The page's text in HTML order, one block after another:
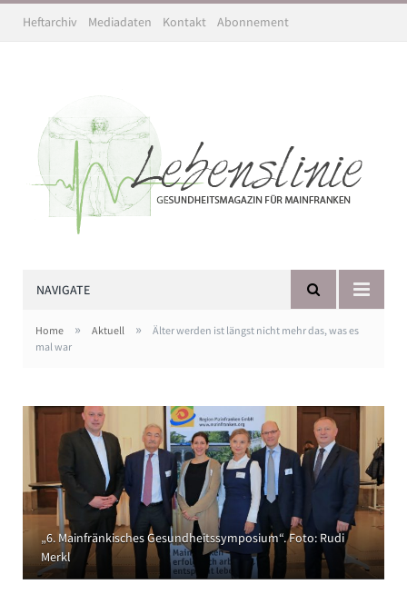
Heftarchiv Mediadaten Kontakt Abonnement
NAVIGATE
Home » Aktuell »
Älter werden ist längst nicht mehr das, was es
mal war
„6. Mainfränkisches Gesundheitssymposium“. Foto: Rudi
Merkl